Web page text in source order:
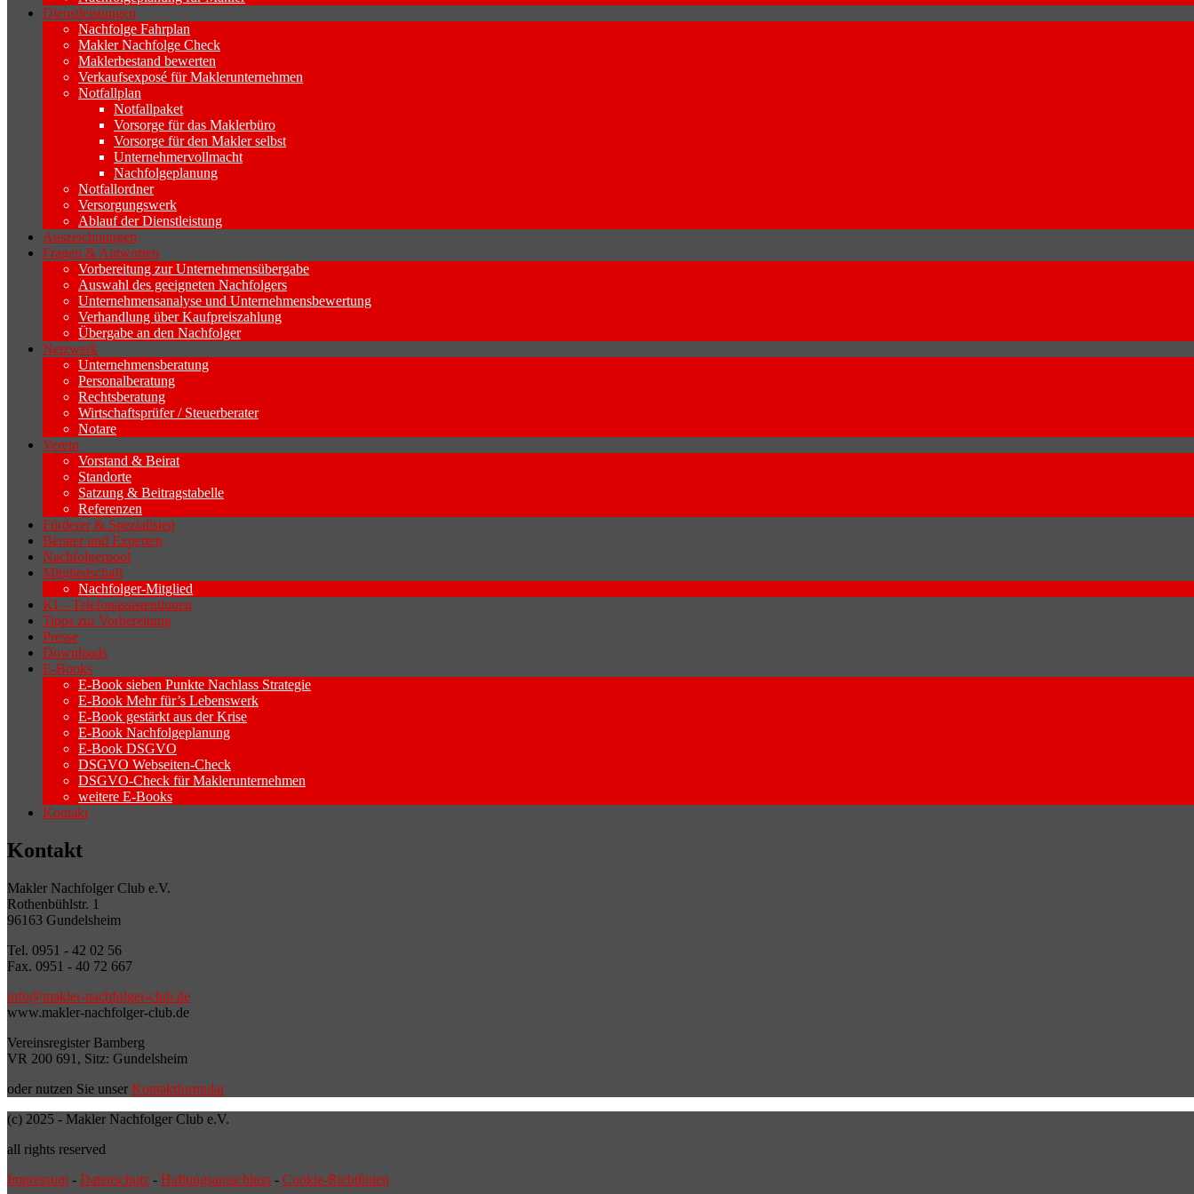
Dienstleistungen
Nachfolge Fahrplan
Makler Nachfolge Check
Maklerbestand bewerten
Verkaufsexposé für Maklerunternehmen
Notfallplan
Notfallpaket
Vorsorge für das Maklerbüro
Vorsorge für den Makler selbst
Unternehmervollmacht
Nachfolgeplanung
Notfallordner
Versorgungswerk
Ablauf der Dienstleistung
Auszeichnungen
Fragen & Antworten
Vorbereitung zur Unternehmensübergabe
Auswahl des geeigneten Nachfolgers
Unternehmensanalyse und Unternehmensbewertung
Verhandlung über Kaufpreiszahlung
Übergabe an den Nachfolger
Netzwerk
Unternehmensberatung
Personalberatung
Rechtsberatung
Wirtschaftsprüfer / Steuerberater
Notare
Verein
Vorstand & Beirat
Standorte
Satzung & Beitragstabelle
Referenzen
Förderer & Spezialisten
Berater und Experten
Nachfolgerpool
Mitgliedschaft
Nachfolger-Mitglied
KI – Telefonassistentinnen
Tipps zur Vorbereitung
Presse
Downloads
E-Books
E-Book sieben Punkte Nachlass Strategie
E-Book Mehr für’s Lebenswerk
E-Book gestärkt aus der Krise
E-Book Nachfolgeplanung
E-Book DSGVO
DSGVO Webseiten-Check
DSGVO-Check für Maklerunternehmen
weitere E-Books
Kontakt
Kontakt
Makler Nachfolger Club e.V.
Rothenbühlstr. 1
96163 Gundelsheim
Tel. 0951 - 42 02 56
Fax. 0951 - 40 72 667
info@makler-nachfolger-club.de
www.makler-nachfolger-club.de
Vereinsregister Bamberg
VR 200 691, Sitz: Gundelsheim
oder nutzen Sie unser Kontaktformular
(c) 2025 - Makler Nachfolger Club e.V.
all rights reserved
Impressum - Datenschutz - Haftungsausschluss - Cookie-Richtlinien